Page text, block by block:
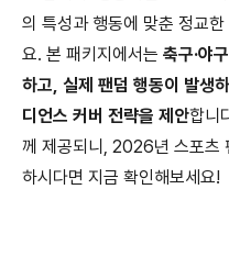
의 특성과 행동에 맞춘 정교
요. 본 패키지에서는 축구·야
하고, 실제 팬덤 행동이 발생
디언스 커버 전략을 제안합니
께 제공되니 , 2026년 스포츠
하시다면 지금 확인해보세요!